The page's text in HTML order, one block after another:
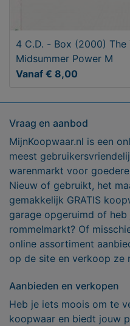
4 C.D. - Box (2000) The
Midsummer Power M
Vanaf € 8,00
Vraag en aanbod
MijnKoopwaar.nl is een
meest
warenmarkt voor
Nieuw of gebruikt, het
gemakkelijk GRATIS
garage opgeruimd of
rommelmarkt? Of
online assortiment
op de site en verkoop ze
Aanbieden en verkopen
Heb je iets moois om te
koopwaar en biedt jouw